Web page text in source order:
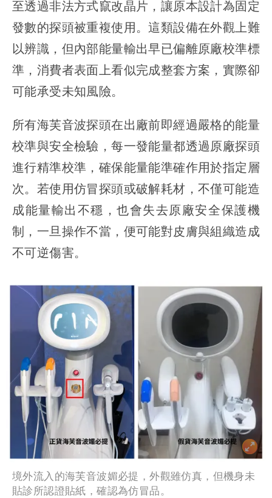
至透過非法方式竄改晶片，讓原本設計為固定
發數的探頭被重複使用。這類設備在外觀上難
以辨識，但內部能量輸出早已偏離原廠校準標
準，消費者表面上看似完成整套方案，實際卻
可能承受未知風險。
所有海芙音波探頭在出廠前即經過嚴格的能量
校準與安全檢驗，每一發能量都透過原廠探頭
進行精準校準，確保能量能準確作用於指定層
次。若使用仿冒探頭或破解耗材，不僅可能造
成能量輸出不穩，也會失去原廠安全保護機
制，一旦操作不當，便可能對皮膚與組織造成
不可逆傷害。
境外流入的海芙音波媚必提，外觀雖仿真，但機身未
貼診所認證貼紙，確認為仿冒品。